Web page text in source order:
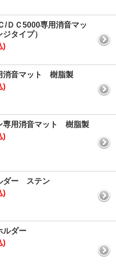
/ＤＣ5000専用消音マッ
ジタイプ）
)
消音マット 樹脂製
)
専用消音マット 樹脂製
)
ダー ステン
)
ルダー
)